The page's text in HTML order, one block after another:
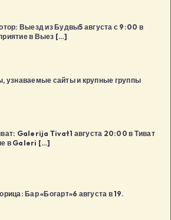
Выезд из Будвы5 августа с 9:00 в
в Выез […]
узнаваемые сайты и крупные группы
Galerija Tivat1 августа 20:00 в Тиват
в Galeri […]
Бар «Богарт»6 августа в 19.